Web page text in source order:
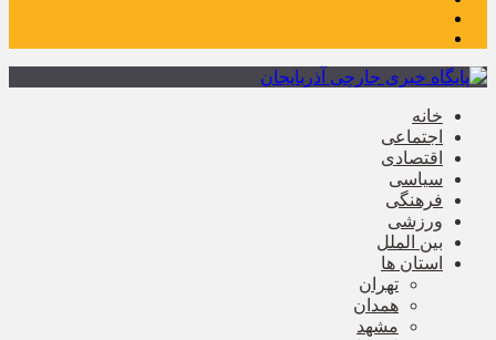
خانه
اجتماعی
اقتصادی
سیاسی
فرهنگی
ورزشی
بین الملل
استان ها
تهران
همدان
مشهد